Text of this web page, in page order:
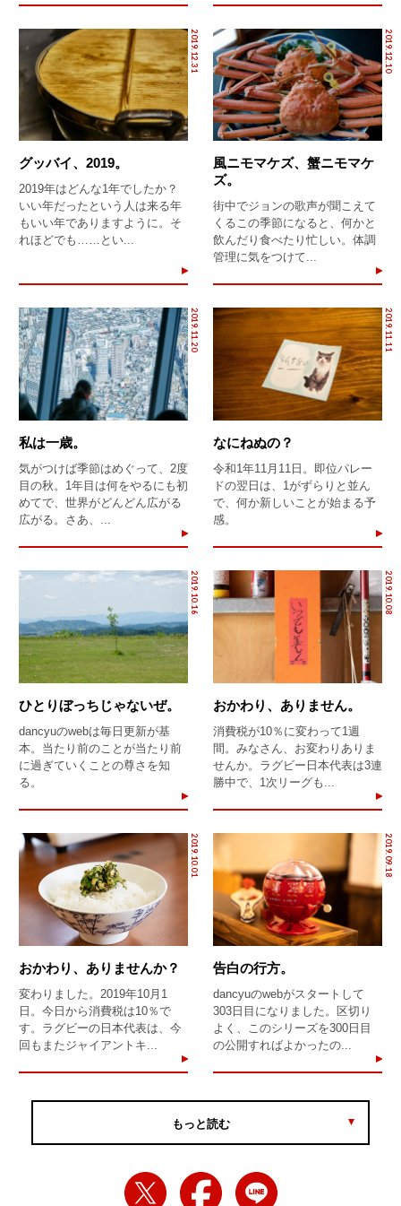
2019.12.31
グッバイ、2019。
2019年はどんな1年でしたか？
いい年だったという人は来る年
もいい年でありますように。そ
れほどでも……とい...
2019.12.10
風ニモマケズ、蟹ニモマケ
ズ。
街中でジョンの歌声が聞こえて
くるこの季節になると、何かと
飲んだり食べたり忙しい。体調
管理に気をつけて...
2019.11.20
私は一歳。
気がつけば季節はめぐって、2度
目の秋。1年目は何をやるにも初
めてで、世界がどんどん広がる
広がる。さあ、...
2019.11.11
なにねぬの？
令和1年11月11日。即位パレー
ドの翌日は、1がずらりと並ん
で、何か新しいことが始まる予
感。
2019.10.16
ひとりぼっちじゃないぜ。
dancyuのwebは毎日更新が基
本。当たり前のことが当たり前
に過ぎていくことの尊さを知
る。
2019.10.08
おかわり、ありません。
消費税が10％に変わって1週
間。みなさん、お変わりありま
せんか。ラグビー日本代表は3連
勝中で、1次リーグも...
2019.10.01
おかわり、ありませんか？
変わりました。2019年10月1
日。今日から消費税は10％で
す。ラグビーの日本代表は、今
回もまたジャイアントキ...
2019.09.18
告白の行方。
dancyuのwebがスタートして
303日目になりました。区切り
よく、このシリーズを300日目
の公開すればよかったの...
もっと読む